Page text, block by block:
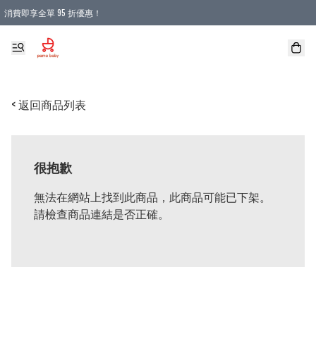
消費即享全單 95 折優惠！
購物滿 HKD 900.00即享免運費優惠！（適用於 本地送貨、本地取貨 )
< 返回商品列表
很抱歉
無法在網站上找到此商品，此商品可能已下架。
請檢查商品連結是否正確。